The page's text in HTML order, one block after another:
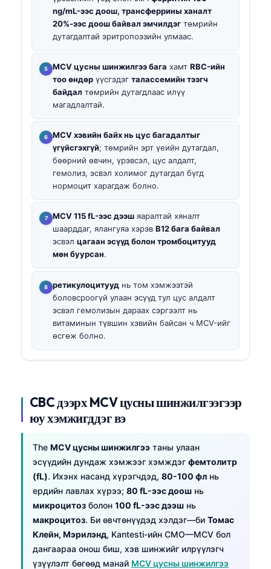
ng/mL-ээс доош, трансферрины ханалт
20%-ээс доош байвал эмчилдэг төмрийн
дутагдалтай эритропоэзийн улмаас.
MCV цусны шинжилгээ бага хамт RBC-ийн
тоо өндөр үүсгэдэг талассемийн тээгч
байдал төмрийн дутагдлаас илүү
магадлалтай.
MCV хэвийн байх нь цус багадалтыг
үгүйсгэхгүй; төмрийн эрт үеийн дутагдал,
бөөрний өвчин, үрэвсэл, цус алдалт,
гемолиз, эсвэл холимог дутагдал бүгд
нормоцит харагдаж болно.
MCV 115 fL-ээс дээш яаралтай хяналт
шаарддаг, ялангуяа хэрэв B12 бага байвал
эсвэл цагаан эсүүд болон тромбоцитууд
мөн буурсан.
ретикулоцитууд нь том хэмжээтэй
боловсроогүй улаан эсүүд тул цус алдалт
эсвэл гемолизын дараах сэргээлт нь
витаминын түвшин хэвийн байсан ч MCV-ийг
өсгөж болно.
CBC дээрх MCV цусны шинжилгээгээр
юу хэмжигддэг вэ
The MCV цусны шинжилгээ таны улаан
эсүүдийн дундаж хэмжээг хэмждэг фемтолитр
(fL). Ихэнх насанд хүрэгчдэд, 80-100 фл нь
ердийн лавлах хүрээ; 80 fL-ээс доош нь
микроцитоз болон 100 fL-ээс дээш нь
макроцитоз. Би өвчтөнүүдэд хэлдэг—би Томас
Клейн, Мэрилэнд, Kantesti-ийн CMO—MCV бол
дангаараа онош биш, хэв шинжийг илрүүлэгч
үзүүлэлт бөгөөд манай MCV цусны шинжилгээ